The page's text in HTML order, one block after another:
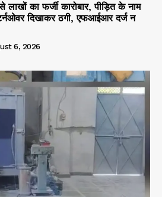
लाखों का फर्जी कारोबार, पीड़ित के नाम
दिखाकर ठगी, एफआईआर दर्ज न
6, 2026